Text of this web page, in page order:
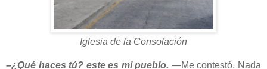
Iglesia de la Consolación
–¿Qué haces tú? este es mi pueblo. —Me contestó. Nada